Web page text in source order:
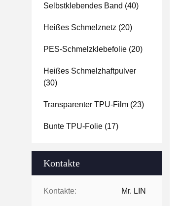
Selbstklebendes Band (40)
Heißes Schmelznetz (20)
PES-Schmelzklebefolie (20)
Heißes Schmelzhaftpulver
(30)
Transparenter TPU-Film (23)
Bunte TPU-Folie (17)
Kontakte
Kontakte: Mr. LIN